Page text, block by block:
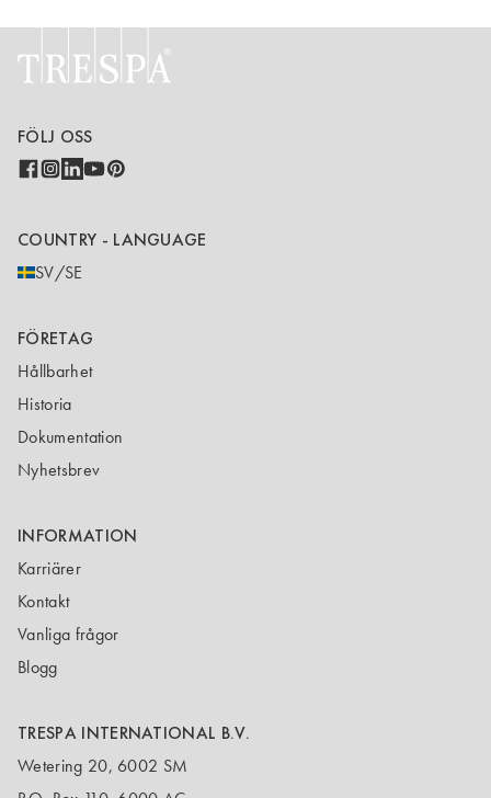
FÖLJ OSS
COUNTRY - LANGUAGE
SV/SE
FÖRETAG
Hållbarhet
Historia
Dokumentation
Nyhetsbrev
INFORMATION
Karriärer
Kontakt
Vanliga frågor
Blogg
TRESPA INTERNATIONAL B.V.
Wetering 20, 6002 SM